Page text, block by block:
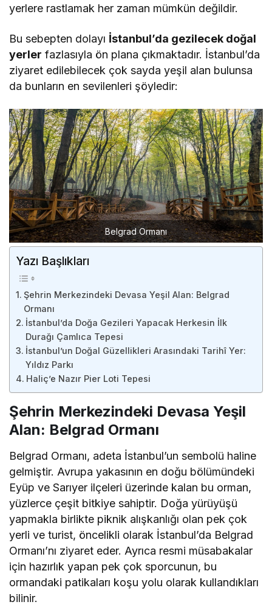
yerlere rastlamak her zaman mümkün değildir.
Bu sebepten dolayı İstanbul’da gezilecek doğal
yerler fazlasıyla ön plana çıkmaktadır. İstanbul’da
ziyaret edilebilecek çok sayda yeşil alan bulunsa
da bunların en sevilenleri şöyledir:
Belgrad Ormanı
Yazı Başlıkları
Şehrin Merkezindeki Devasa Yeşil Alan: Belgrad
Ormanı
İstanbul’da Doğa Gezileri Yapacak Herkesin İlk
Durağı Çamlıca Tepesi
İstanbul’un Doğal Güzellikleri Arasındaki Tarihî Yer:
Yıldız Parkı
Haliç’e Nazır Pier Loti Tepesi
Şehrin Merkezindeki Devasa Yeşil
Alan: Belgrad Ormanı
Belgrad Ormanı, adeta İstanbul’un sembolü haline
gelmiştir. Avrupa yakasının en doğu bölümündeki
Eyüp ve Sarıyer ilçeleri üzerinde kalan bu orman,
yüzlerce çeşit bitkiye sahiptir. Doğa yürüyüşü
yapmakla birlikte piknik alışkanlığı olan pek çok
yerli ve turist, öncelikli olarak İstanbul’da Belgrad
Ormanı’nı ziyaret eder. Ayrıca resmi müsabakalar
için hazırlık yapan pek çok sporcunun, bu
ormandaki patikaları koşu yolu olarak kullandıkları
bilinir.